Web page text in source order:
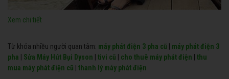
Xem chi tiết
Từ khóa nhiều người quan tâm: máy phát điện 3 pha cũ
máy phát điện 3
pha
Sửa Máy Hút Bụi Dyson tivi cũ cho thuê máy phát điện
thu
mua máy phát điện cũ
thanh lý máy phát điện